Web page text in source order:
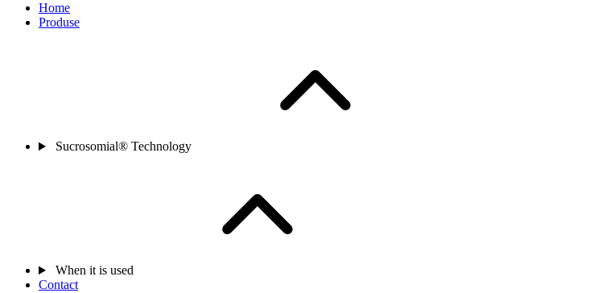
Home
Produse
Sucrosomial® Technology
When it is used
Contact